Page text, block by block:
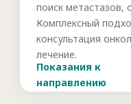
Показания к
направлению
поиск метастазов,
Комплексный
консультация
лечение.